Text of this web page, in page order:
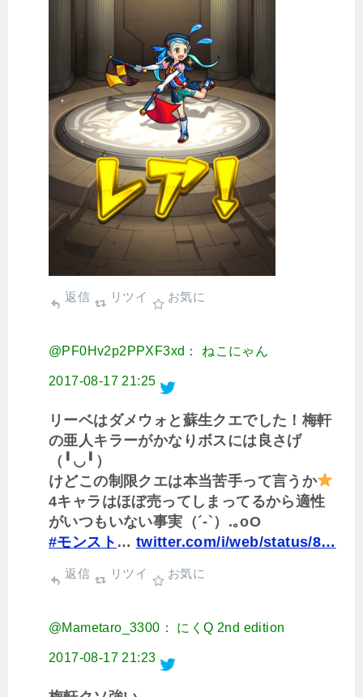
返信 リツイ お気に
@PF0Hv2p2PPXF3xd： ねこにゃん
2017-08-17 21:25
リーベはダメウォと蘇生クエでした！梅軒
の亜人キラーがかなりボスには良さげ
（╹◡╹）
けどこの制限クエは本当苦手って言うか
4キャラはほぼ売ってしまってるから適性
がいつもいない事実（´-`）.｡oO
#モンスト … twitter.com/i/web/status/8…
返信 リツイ お気に
@Mametaro_3300： にくQ 2nd edition
2017-08-17 21:23